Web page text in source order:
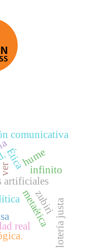
hume
artificiales
metaética
zubiri
real
verÉtica
comunicativa
infinito
lotería justa